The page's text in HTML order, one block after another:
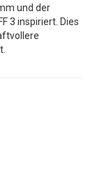
und der
3 inspiriert. Dies